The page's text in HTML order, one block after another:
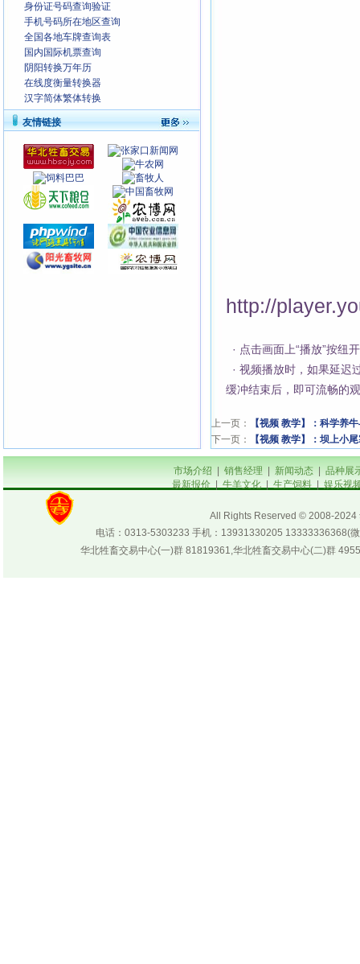
身份证号码查询验证
手机号码所在地区查询
全国各地车牌查询表
国内国际机票查询
阴阳转换万年历
在线度衡量转换器
汉字简体繁体转换
友情链接
http://
· 点击画面上“播放”按纽
· 视频播放时，如果延迟
缓冲结束后，即可流畅的
上一页：
【视频 教学】：科学养
下一页：
【视频 教学】：坝上小
市场介绍 销售经理 新闻动态| 品种展
最新报价
牛羊文化 生产饲料 娱乐视
All Rights Reserved © 2008-2024
电话：0313-5303233 手机：13931330205 13333336368(
华北牲畜交易中心(一)群 81819361,华北牲畜交易中心(二)群